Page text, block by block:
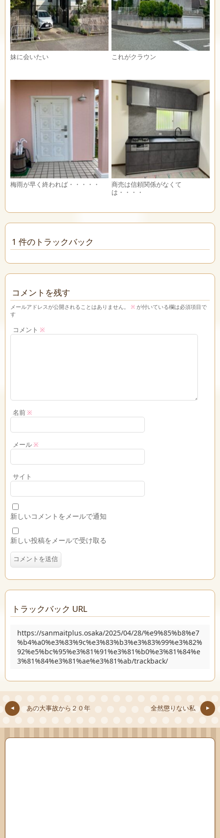
妹に会いたい これがクラウン
梅雨が早く終われば・・・・・
商売は信頼関係がなくて
は・・・・
1 件のトラックバック
コメントを残す
メールアドレスが公開されることはありません。 ※ が付いている欄は必須項目で
す
コメント ※
名前※
メール※
サイト
新しいコメントをメールで通知
新しい投稿をメールで受け取る
トラックバック URL
https://sanmaitplus.osaka/2025/04/28/%e9%85%b8%e7
%b4%a0%e3%83%9c%e3%83%b3%e3%83%99%e3%82%
92%e5%bc%95%e3%81%91%e3%81%b0%e3%81%84%e
3%81%84%e3%81%ae%e3%81%ab/trackback/
あの大事故から２０年 全然懲りない私